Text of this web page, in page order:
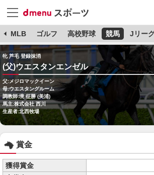
MLB ゴルフ 高校野球 競馬 Jリー
牝 芦毛 登録抹消
(父)ウエスタンエンゼル
父:メジロマックイーン
母:ウエスタングルーム
調教師:境 征勝 (美浦)
馬主:株式会社 西川
生産者:北西牧場
賞金
獲得賞金